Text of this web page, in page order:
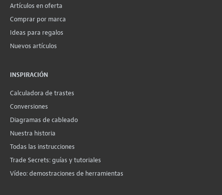
Artículos en oferta
Comprar por marca
Ideas para regalos
Nuevos artículos
INSPIRACIÓN
Calculadora de trastes
Conversiones
Diagramas de cableado
Nuestra historia
Todas las instrucciones
Trade Secrets: guías y tutoriales
Vídeo: demostraciones de herramientas